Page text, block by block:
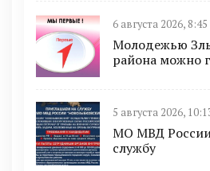
6 августа 2026, 8:45
Молодежью
района можно
5 августа 2026,
МО МВД России
службу